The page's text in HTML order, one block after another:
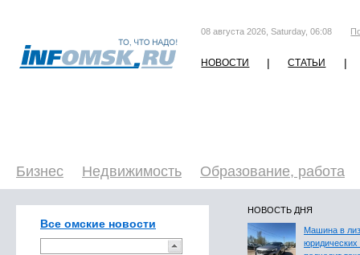
08 августа 2026, Saturday, 06:08
НОВОСТИ | СТАТЬИ |
Бизнес Недвижимость Образование, работа
Все омские новости
НОВОСТЬ ДНЯ
Машина в
юридических